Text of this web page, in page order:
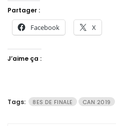
Partager :
Facebook X
J’aime ça :
Tags: 8ES DE FINALE CAN 2019